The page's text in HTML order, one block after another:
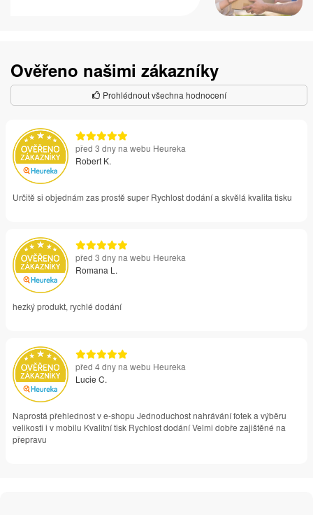
Ověřeno našimi zákazníky
Prohlédnout všechna hodnocení
před 3 dny na webu Heureka
Robert K.
Určitě si objednám zas prostě super Rychlost dodání a skvělá kvalita tisku
před 3 dny na webu Heureka
Romana L.
hezký produkt, rychlé dodání
před 4 dny na webu Heureka
Lucie C.
Naprostá přehlednost v e-shopu Jednoduchost nahrávání fotek a výběru
velikosti i v mobilu Kvalitní tisk Rychlost dodání Velmi dobře zajištěné na
přepravu